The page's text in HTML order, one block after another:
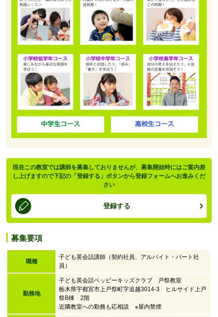
現在この教室では講師を募集しておりませんが、募集開始時にはご案内差
し上げますので下記の「登録する」ボタンから登録フォームへお進みくだ
さい
登録する
募集要項
職種
子ども英会話講師（契約社員、アルバイト・パート社
員）
勤務地
子ども英会話ペッピーキッズクラブ 戸祭教室
栃木県宇都宮市上戸祭町字追越3014-3 ヒルサイド上戸
祭B棟 2階
近隣教室への勤務も応相談 ※屋内禁煙